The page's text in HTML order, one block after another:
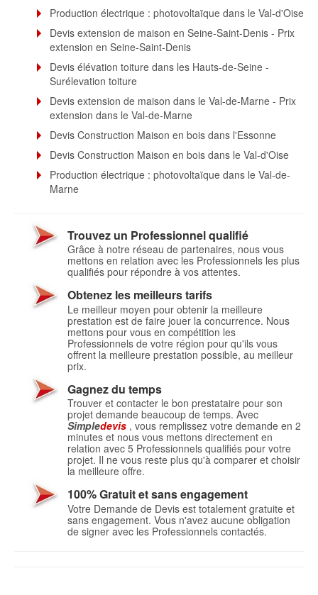
Production électrique : photovoltaïque dans le Val-d'Oise
Devis extension de maison en Seine-Saint-Denis - Prix
extension en Seine-Saint-Denis
Devis élévation toiture dans les Hauts-de-Seine -
Surélevation toiture
Devis extension de maison dans le Val-de-Marne - Prix
extension dans le Val-de-Marne
Devis Construction Maison en bois dans l'Essonne
Devis Construction Maison en bois dans le Val-d'Oise
Production électrique : photovoltaïque dans le Val-de-
Marne
Trouvez un Professionnel qualifié
Grâce à notre réseau de partenaires, nous vous
mettons en relation avec les Professionnels les plus
qualifiés pour répondre à vos attentes.
Obtenez les meilleurs tarifs
Le meilleur moyen pour obtenir la meilleure
prestation est de faire jouer la concurrence. Nous
mettons pour vous en compétition les
Professionnels de votre région pour qu'ils vous
offrent la meilleure prestation possible, au meilleur
prix.
Gagnez du temps
Trouver et contacter le bon prestataire pour son
projet demande beaucoup de temps. Avec
Simpledevis , vous remplissez votre demande en 2
minutes et nous vous mettons directement en
relation avec 5 Professionnels qualifiés pour votre
projet. Il ne vous reste plus qu'à comparer et choisir
la meilleure offre.
100% Gratuit et sans engagement
Votre Demande de Devis est totalement gratuite et
sans engagement. Vous n'avez aucune obligation
de signer avec les Professionnels contactés.